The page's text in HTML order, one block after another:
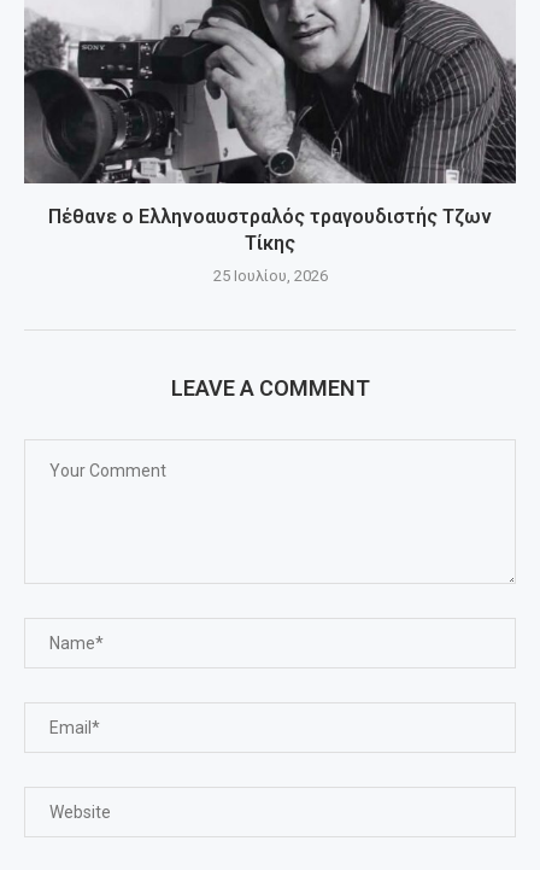
Πέθανε ο Ελληνοαυστραλός τραγουδιστής Τζων
Τίκης
25 Ιουλίου, 2026
LEAVE A COMMENT